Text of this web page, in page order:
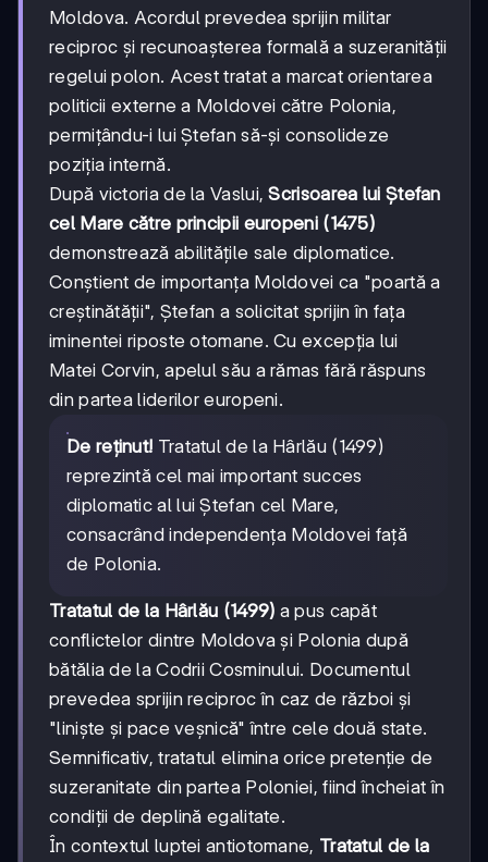
Moldova. Acordul prevedea sprijin militar
reciproc și recunoașterea formală a suzeranității
regelui polon. Acest tratat a marcat orientarea
politicii externe a Moldovei către Polonia,
permițându-i lui Ștefan să-și consolideze
poziția internă.
După victoria de la Vaslui,Scrisoarea lui Ștefan
cel Mare către principii europeni (1475)
demonstrează abilitățile sale diplomatice.
Conștient de importanța Moldovei ca "poartă a
creștinătății", Ștefan a solicitat sprijin în fața
iminentei riposte otomane. Cu excepția lui
Matei Corvin, apelul său a rămas fără răspuns
din partea liderilor europeni.
De reținut! Tratatul de la Hârlău (1499)
reprezintă cel mai important succes
diplomatic al lui Ștefan cel Mare,
consacrând independența Moldovei față
de Polonia.
Tratatul de la Hârlău (1499) a pus capăt
conflictelor dintre Moldova și Polonia după
bătălia de la Codrii Cosminului. Documentul
prevedea sprijin reciproc în caz de război și
"liniște și pace veșnică" între cele două state.
Semnificativ, tratatul elimina orice pretenție de
suzeranitate din partea Poloniei, fiind încheiat în
condiții de deplină egalitate.
În contextul luptei antiotomane, Tratatul de la